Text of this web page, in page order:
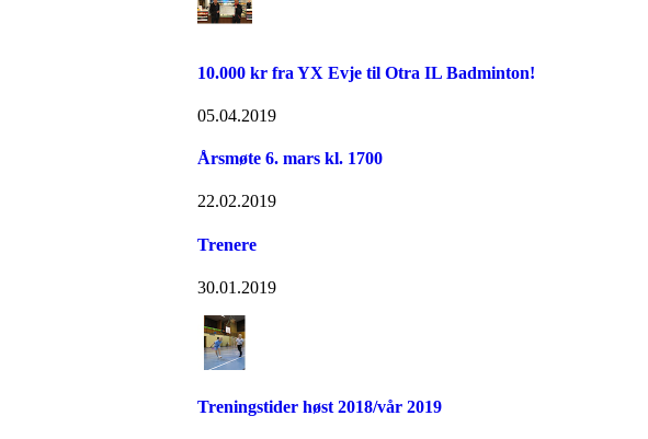
10.000 kr fra YX Evje til Otra IL Badminton!
05.04.2019
Årsmøte 6. mars kl. 1700
22.02.2019
Trenere
30.01.2019
Treningstider høst 2018/vår 2019